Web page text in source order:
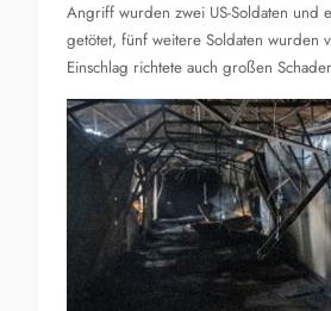
Angriff wurden zwei US-Soldaten und
getötet, fünf weitere Soldaten wurden
Einschlag richtete auch großen